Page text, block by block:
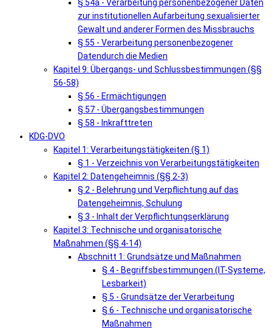
§ 54a - Verarbeitung personenbezogener Daten
zur institutionellen Aufarbeitung sexualisierter
Gewalt und anderer Formen des Missbrauchs
§ 55 - Verarbeitung personenbezogener
Datendurch die Medien
Kapitel 9: Übergangs- und Schlussbestimmungen (§§
56-58)
§ 56 - Ermächtigungen
§ 57 - Übergangsbestimmungen
§ 58 - Inkrafttreten
KDG-DVO
Kapitel 1: Verarbeitungstätigkeiten (§ 1)
§ 1 - Verzeichnis von Verarbeitungstätigkeiten
Kapitel 2: Datengeheimnis (§§ 2-3)
§ 2 - Belehrung und Verpflichtung auf das
Datengeheimnis, Schulung
§ 3 - Inhalt der Verpflichtungserklärung
Kapitel 3: Technische und organisatorische
Maßnahmen (§§ 4-14)
Abschnitt 1: Grundsätze und Maßnahmen
§ 4 - Begriffsbestimmungen (IT-Systeme,
Lesbarkeit)
§ 5 - Grundsätze der Verarbeitung
§ 6 - Technische und organisatorische
Maßnahmen